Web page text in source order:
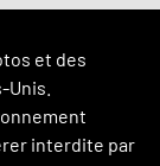
et des
interdite par